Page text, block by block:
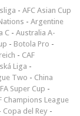
- AFC Asian Cup
- Argentine
C - Australia A-
- Botola Pro -
- CAF
Liga -
Two - China
Super Cup -
Champions League
Copa del Rey -